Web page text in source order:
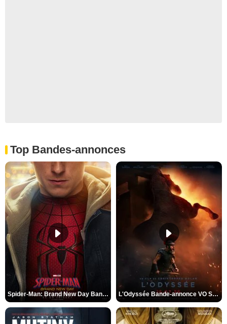
Top Bandes-annonces
Spider-Man: Brand New Day Bande-annonce VO STFR L'Odyssée Bande-annonce VO STFR